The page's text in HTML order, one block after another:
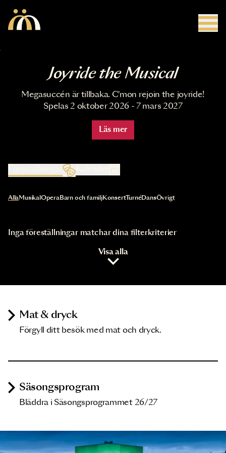
Joyride the Musical
Megasuccén är tillbaka. C'mon rejoin the joyride!
Spelas 2 oktober 2026 - 7 mars 2027
Läs mer
Kalender
Val av kategori uppdaterar innehållet automatiskt
AllaMusikal OperaBarn och familjKonsertTurnéDansÖvrigt
Inga föreställningar matchar dina filterkriterier
Visa alla
Mat & dryck
Förgyll ditt besök med mat och dryck.
Säsongsprogram
Bläddra i Säsongsprogrammet 26/27